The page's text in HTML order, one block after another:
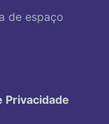
de espaço
Privacidade